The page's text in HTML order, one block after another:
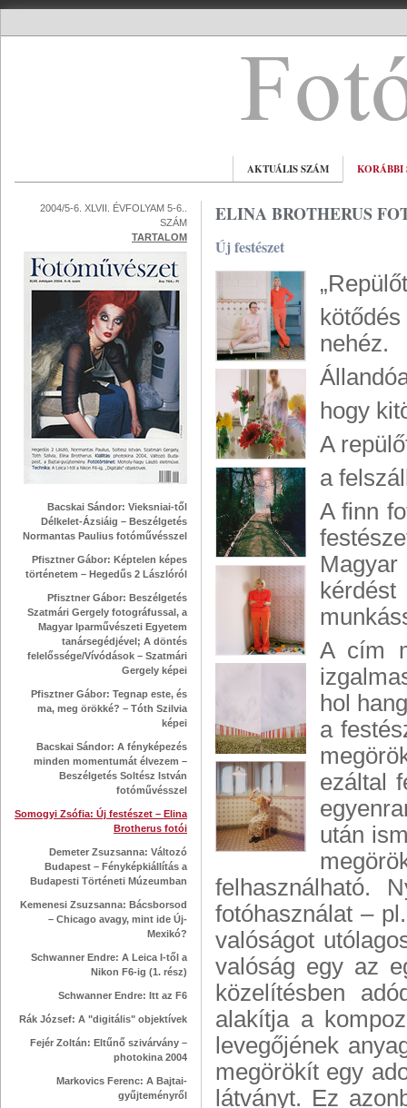
AKTUÁLIS SZÁM KORÁBBI
2004/5-6. XLVII. ÉVFOLYAM 5-6..
SZÁM
TARTALOM
Bacskai Sándor: Vieksniai-től
Délkelet-Ázsiáig – Beszélgetés
Normantas Paulius fotóművésszel
Pfisztner Gábor: Képtelen képes
történetem – Hegedűs 2 Lászlóról
Pfisztner Gábor: Beszélgetés
Szatmári Gergely fotográfussal, a
Magyar Iparművészeti Egyetem
tanársegédjével; A döntés
felelőssége/Vívódások – Szatmári
Gergely képei
Pfisztner Gábor: Tegnap este, és
ma, meg örökké? – Tóth Szilvia
képei
Bacskai Sándor: A fényképezés
minden momentumát élvezem –
Beszélgetés Soltész István
fotóművésszel
Somogyi Zsófia: Új festészet – Elina
Brotherus fotói
Demeter Zsuzsanna: Változó
Budapest – Fényképkiállítás a
Budapesti Történeti Múzeumban
Kemenesi Zsuzsanna: Bácsborsod
– Chicago avagy, mint ide Új-
Mexikó?
Schwanner Endre: A Leica I-től a
Nikon F6-ig (1. rész)
Schwanner Endre: Itt az F6
Rák József: A "digitális" objektívek
Fejér Zoltán: Eltűnő szivárvány –
photokina 2004
Markovics Ferenc: A Bajtai-
gyűjteményről
ELINA BROTHERUS
Új festészet
nehéz.
hogy
A
a
A finn
A cím
hol
a
ezáltal
után
felhasználható.
fotóhasználat –
valóságot
valóság egy az
közelítésben
alakítja a
levegőjének
megörökít egy
látványt. Ez